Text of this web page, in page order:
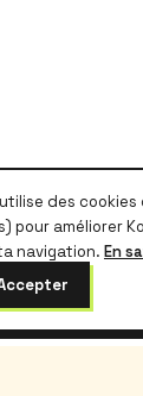
des
pour améliorer
navigation. En